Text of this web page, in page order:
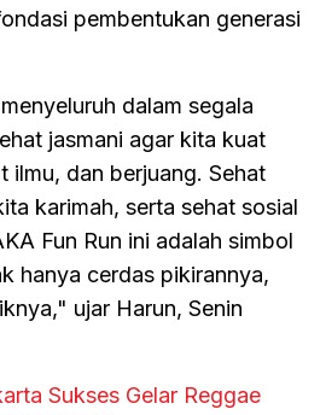
pembentukan generasi
dalam segala
jasmani agar kita kuat
ilmu, dan berjuang. Sehat
karimah, serta sehat sosial
Fun Run ini adalah simbol
hanya cerdas pikirannya,
ujar Harun, Senin
Sukses Gelar Reggae